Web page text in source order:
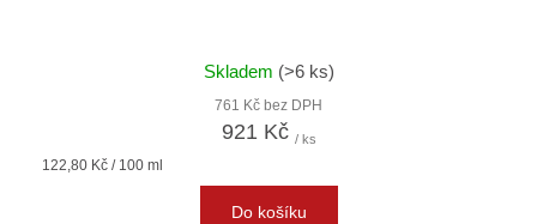
Skladem (>6 ks)
761 Kč bez DPH
921 Kč / ks
Měrná
122,80 Kč / 100 ml
Do košíku